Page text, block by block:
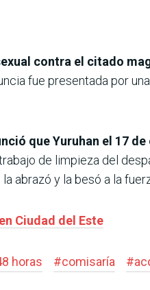
contra el citado
fue presentada por
que Yuruhan el 17
de limpieza del
abrazó y la besó a la
Ciudad del Este
horas #comisaría #